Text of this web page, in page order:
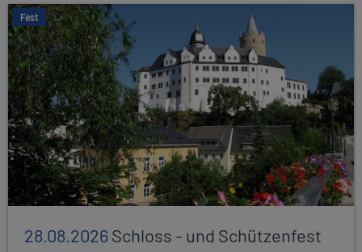
Fest
28.08.2026Schloss - und Schützenfest